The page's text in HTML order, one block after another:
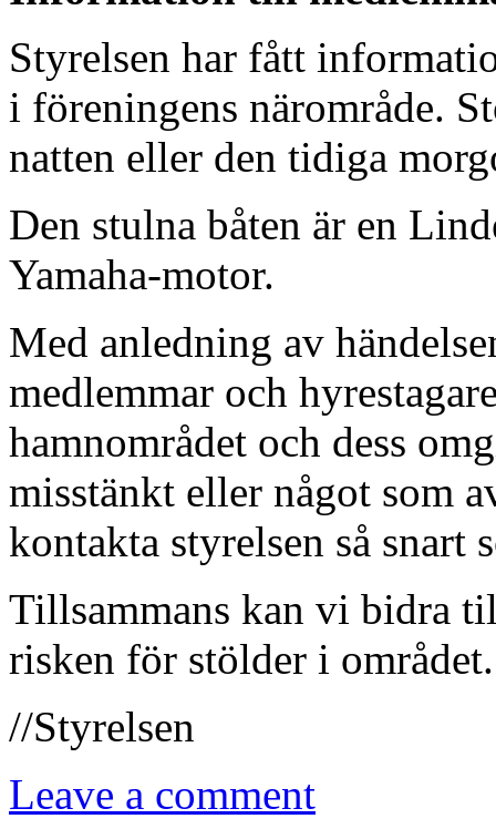
Styrelsen har fått
i föreningens närområde.
natten eller den tidiga
Den stulna båten är en
Yamaha-motor.
Med anledning av
medlemmar och
hamnområdet och dess
misstänkt eller något som
kontakta styrelsen så snart
Tillsammans kan vi bidra
risken för stölder i området.
//Styrelsen
Leave a comment